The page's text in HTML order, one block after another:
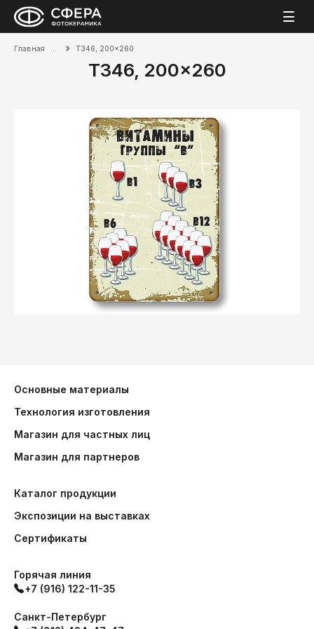
Главная T346, 200x260
T346, 200x260
Основные материалы
Технология изготовления
Магазин для частных лиц
Магазин для партнеров
Каталог продукции
Экспозиции на выставках
Сертификаты
Горячая линия
+7 (916) 122-11-35
Санкт-Петербург